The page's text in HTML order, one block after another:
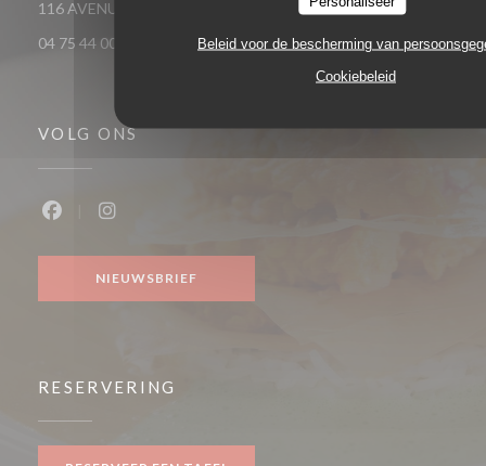
Beleid voor de bescherming van
Cookiebeleid
116 AVENUE VICTOR HUGO 26000 VALENCE((opent in een
04 75 44 00 04
VOLG ONS
NIEUWSBRIEF
RESERVERING